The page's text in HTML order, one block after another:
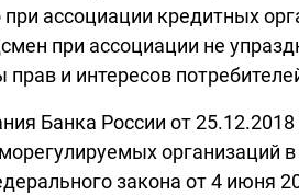
при ассоциации кредитных
при ассоциации не
и интересов
Банка России от
организаций
закона от 4 июня